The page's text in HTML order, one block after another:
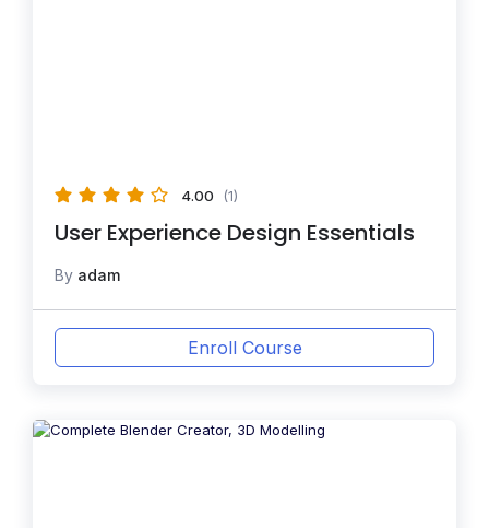
4.00 (1)
User Experience Design Essentials
By adam
Enroll Course